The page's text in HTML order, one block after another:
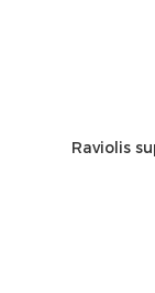
Raviolis